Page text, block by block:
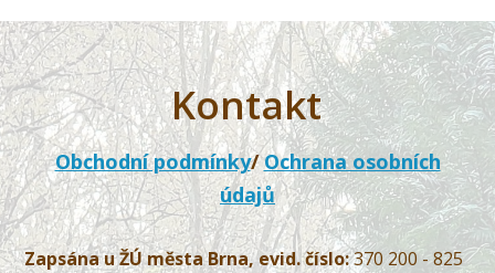
Kontakt
Obchodní podmínky/Ochrana osobních
údajů
Zapsána u ŽÚ města Brna, evid. číslo:370 200 - 825